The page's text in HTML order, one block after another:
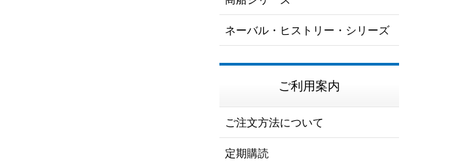
ネーバル・ヒストリー・シリーズ
ご利用案内
ご注文方法について
定期購読